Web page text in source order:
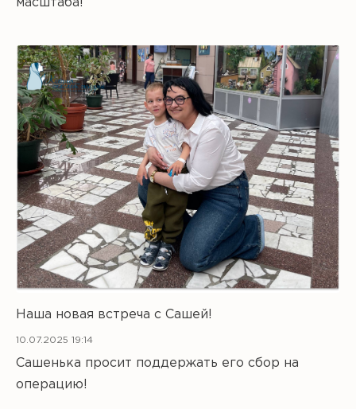
масштаба!
Наша новая встреча с Сашей!
10.07.2025 19:14
Сашенька просит поддержать его сбор на
операцию!